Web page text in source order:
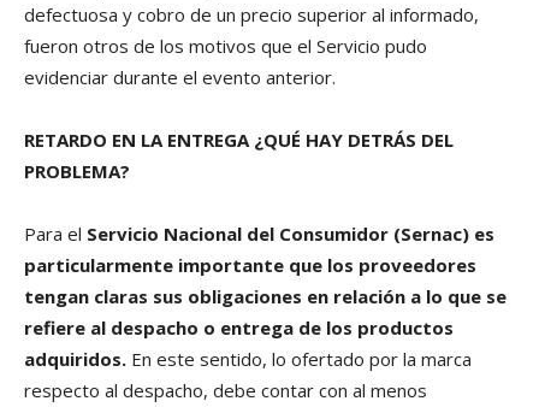
defectuosa y cobro de un precio superior al informado,
fueron otros de los motivos que el Servicio pudo
evidenciar durante el evento anterior.
RETARDO EN LA ENTREGA ¿QUÉ HAY DETRÁS DEL
PROBLEMA?
Para el Servicio Nacional del Consumidor (Sernac) es
particularmente importante que los proveedores
tengan claras sus obligaciones en relación a lo que se
refiere al despacho o entrega de los productos
adquiridos. En este sentido, lo ofertado por la marca
respecto al despacho, debe contar con al menos